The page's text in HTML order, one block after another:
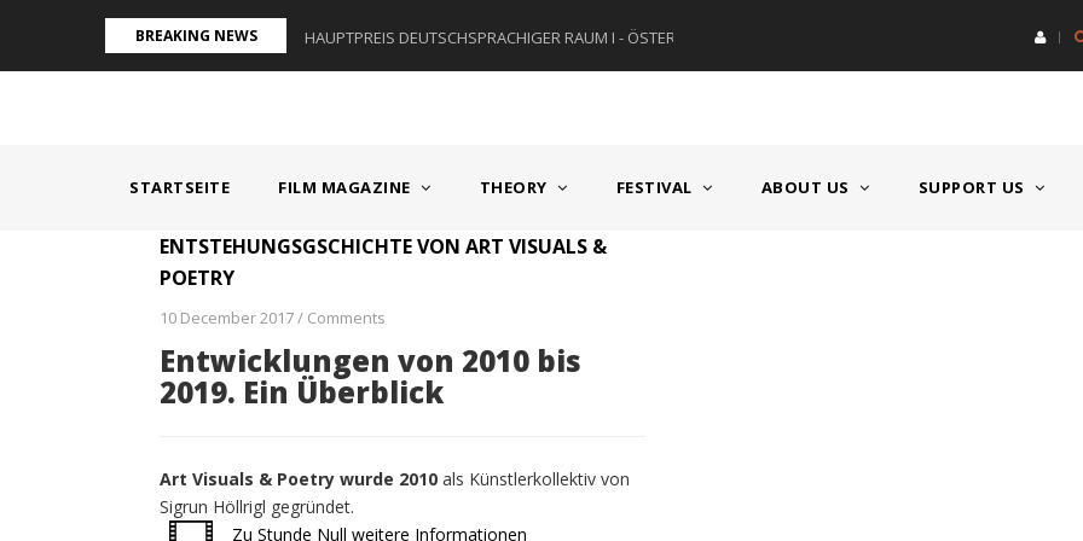
Inhalt
BREAKING NEWS
I - ÖSTERREICH HAUPTPREIS DEUTSCHSPRACHIGER RAUM I - ÖSTERREICH HAUPTPREIS
STARTSEITE FILM MAGAZINE THEORY FESTIVAL ABOUT US SUPPORT US
ENTSTEHUNGSGSCHICHTE VON ART VISUALS &
POETRY
10 December 2017/ Comments
Entwicklungen von 2010 bis
2019. Ein Überblick
Art Visuals & Poetry wurde 2010 als Künstlerkollektiv von
Sigrun Höllrigl gegründet.
Zu Stunde Null weitere Informationen